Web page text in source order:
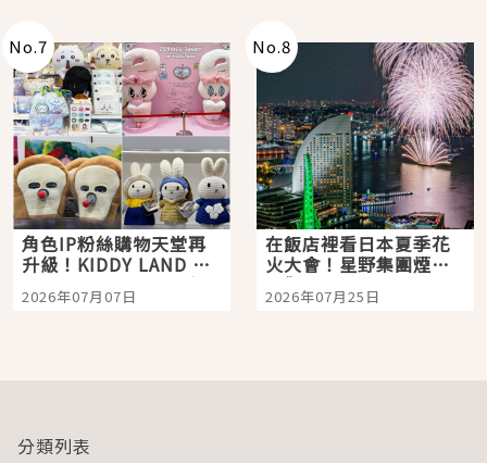
No.7
角色IP粉絲購物天堂再
升級！KIDDY LAND 原
宿店吉伊卡哇迎客，新
開幕 OMOKADO 店3分
2026年07月07日
No.8
在飯店裡看日本夏季花
火大會！星野集團煙火
景觀飯店6選，讓你不用
人擠人悠閒欣賞
2026年07月25日
分類列表